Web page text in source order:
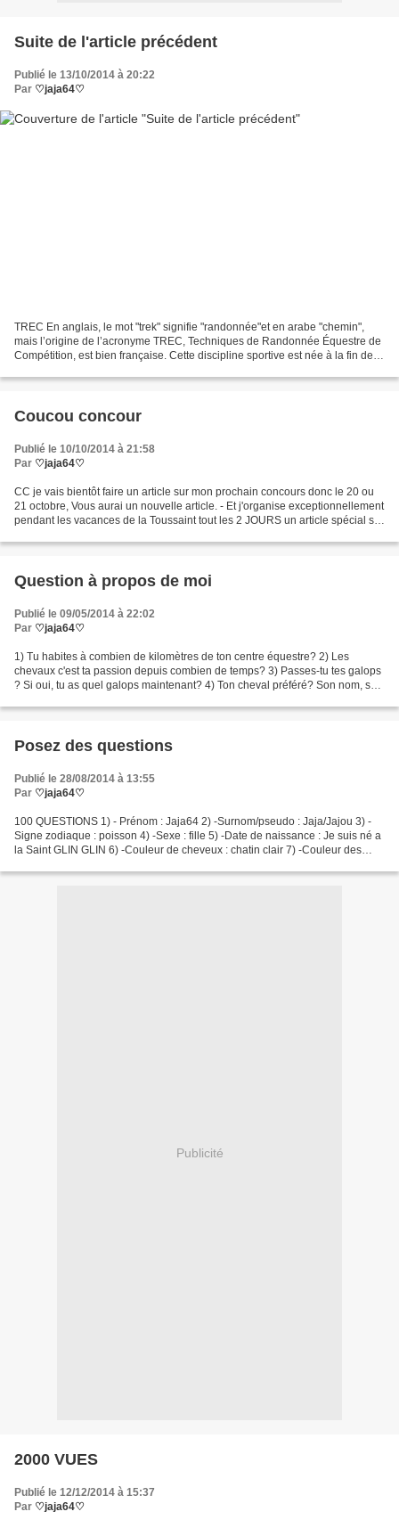
Suite de l'article précédent
Publié le 13/10/2014 à 20:22
Par ♡jaja64♡
TREC En anglais, le mot "trek" signifie "randonnée"et en arabe "chemin",
mais l’origine de l’acronyme TREC, Techniques de Randonnée Équestre de
Compétition, est bien française. Cette discipline sportive est née à la fin des
Coucou concour
Publié le 10/10/2014 à 21:58
Par ♡jaja64♡
CC je vais bientôt faire un article sur mon prochain concours donc le 20 ou
21 octobre, Vous aurai un nouvelle article. - Et j'organise exceptionnellement
pendant les vacances de la Toussaint tout les 2 JOURS un article spécial sur
Question à propos de moi
Publié le 09/05/2014 à 22:02
Par ♡jaja64♡
1) Tu habites à combien de kilomètres de ton centre équestre? 2) Les
chevaux c'est ta passion depuis combien de temps? 3) Passes-tu tes galops
? Si oui, tu as quel galops maintenant? 4) Ton cheval préféré? Son nom, son
Posez des questions
Publié le 28/08/2014 à 13:55
Par ♡jaja64♡
100 QUESTIONS 1) - Prénom : Jaja64 2) -Surnom/pseudo : Jaja/Jajou 3) -
Signe zodiaque : poisson 4) -Sexe : fille 5) -Date de naissance : Je suis né a
la Saint GLIN GLIN 6) -Couleur de cheveux : chatin clair 7) -Couleur des
Publicité
2000 VUES
Publié le 12/12/2014 à 15:37
Par ♡jaja64♡